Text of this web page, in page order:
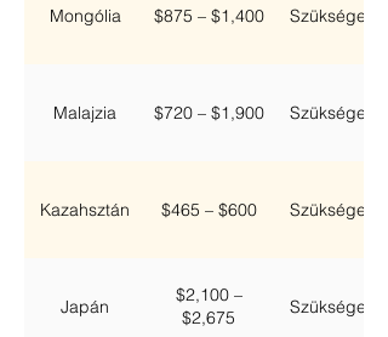
Mongólia $875 – $1,400 Szükséges
Malajzia $720 – $1,900 Szükséges
Kazahsztán $465 – $600 Szükséges
Japán
$2,100 –
$2,675
Szükséges